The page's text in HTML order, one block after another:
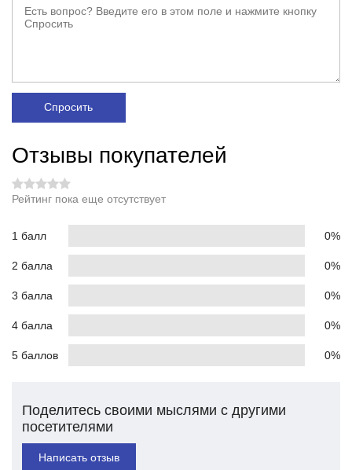
Спросить
Отзывы покупателей
Рейтинг пока еще отсутствует
1 балл 0%
2 балла 0%
3 балла 0%
4 балла 0%
5 баллов 0%
Поделитесь своими мыслями с другими
посетителями
Написать отзыв